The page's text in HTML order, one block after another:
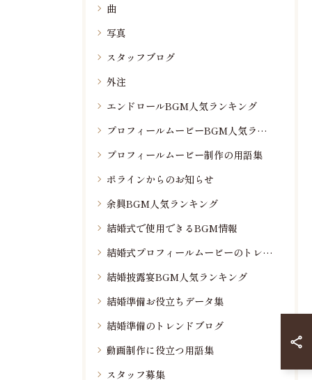
曲
写真
スタッフブログ
外注
エンドロールBGM人気ランキング
プロフィールムービーBGM人気ランキング
プロフィールムービー制作の用語集
ポラインからのお知らせ
余興BGM人気ランキング
結婚式で使用できるBGM情報
結婚式プロフィールムービーのトレンド情報
結婚披露宴BGM人気ランキング
結婚準備お役立ちデータ集
結婚準備のトレンドブログ
動画制作に役立つ用語集
スタッフ募集